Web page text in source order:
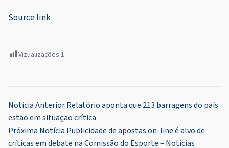
Source link
Vizualizações:1
Navegação
de
Notícia AnteriorRelatório aponta que 213 barragens do país
estão em situação crítica
Próxima Notícia Publicidade de apostas on-line é alvo de
críticas em debate na Comissão do Esporte – Notícias